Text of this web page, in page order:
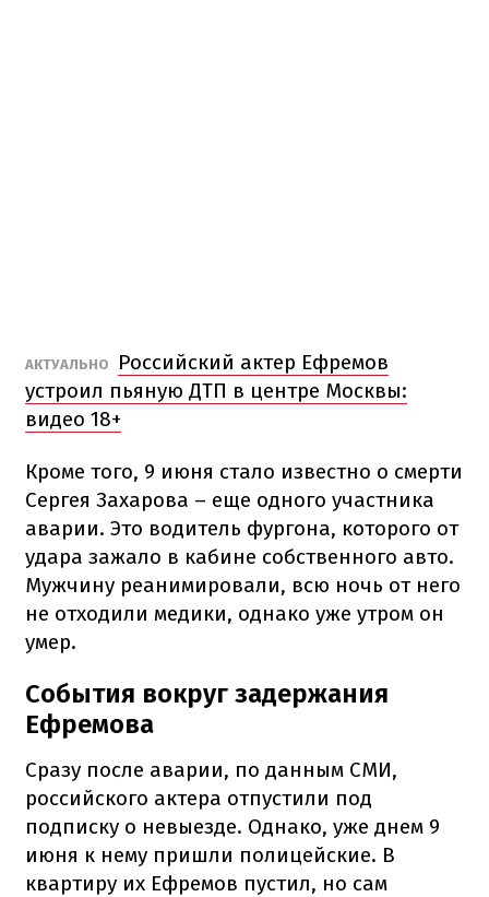
АКТУАЛЬНО
Российский актер Ефремов
устроил пьяную ДТП в центре Москвы:
видео 18+
Кроме того, 9 июня стало известно о смерти
Сергея Захарова – еще одного участника
аварии. Это водитель фургона, которого от
удара зажало в кабине собственного авто.
Мужчину реанимировали, всю ночь от него
не отходили медики, однако уже утром он
умер.
События вокруг задержания
Ефремова
Сразу после аварии, по данным СМИ,
российского актера отпустили под
подписку о невыезде. Однако, уже днем 9
июня к нему пришли полицейские. В
квартиру их Ефремов пустил, но сам